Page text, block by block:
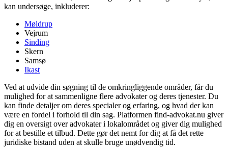
kan undersøge, inkluderer:
Møldrup
Vejrum
Sinding
Skern
Samsø
Ikast
Ved at udvide din søgning til de omkringliggende områder, får du
mulighed for at sammenligne flere advokater og deres tjenester. Du
kan finde detaljer om deres specialer og erfaring, og hvad der kan
være en fordel i forhold til din sag. Platformen find-advokat.nu giver
dig en oversigt over advokater i lokalområdet og giver dig mulighed
for at bestille et tilbud. Dette gør det nemt for dig at få det rette
juridiske bistand uden at skulle bruge unødvendig tid.